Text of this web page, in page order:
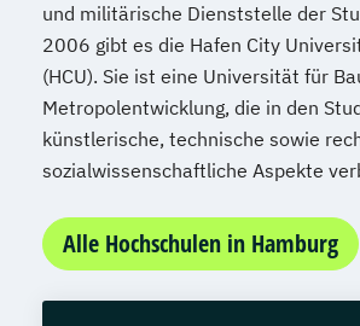
und militärische Dienststelle der
2006 gibt es die Hafen City
(HCU). Sie ist eine Universität für
Metropolentwicklung, die in den
künstlerische, technische sowie
sozialwissenschaftliche Aspekte
Alle Hochschulen in Hamburg